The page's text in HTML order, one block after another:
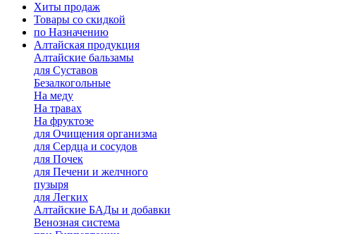
Хиты продаж
Товары со скидкой
по Назначению
Алтайская продукция
Алтайские бальзамы
для Суставов
Безалкогольные
На меду
На травах
На фруктозе
для Очищения организма
для Сердца и сосудов
для Почек
для Печени и желчного
пузыря
для Легких
Алтайские БАДы и добавки
Венозная система